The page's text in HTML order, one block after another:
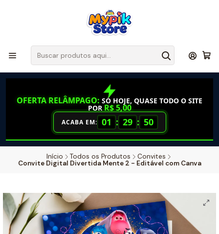
OFERTA RELÂMPAGO: SÓ HOJE, QUASE TODO O SITE
PORR$ 5,00
ACABA EM: 01 : 29 : 49
Início Todos os Produtos
Convites
Convite Digital Divertida Mente 2 - Editável com Canva